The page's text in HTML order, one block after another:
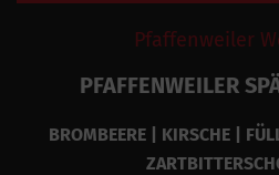
Pfaffenweiler
PFAFFENWEILER
BROMBEERE | KIRSCHE |